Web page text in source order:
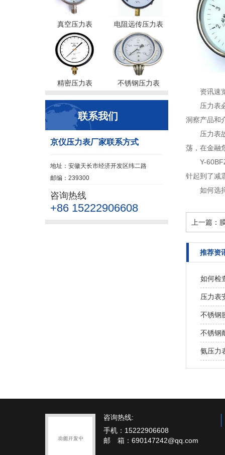
真空压力表 电阻远传压力表
精密压力表 不锈钢压力表
联系我们
京仪压力表厂家联系方式
地址：安徽天长市经济开发区纬二路
邮编：239300
咨询热线
+86 15222906608
资讯速
压力表
洞察产品和
压力表
荡，在金融
Y-
针起到了减
如何选
上一篇：
推荐资
如何检
压力表
不锈钢
不锈钢
氨压力
咨询热线:
手机：15222906608
邮 箱：690147242@qq.com